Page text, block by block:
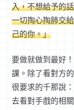
入，不想給予的
一切掏心掏肺交
己的你。」
要做就做到最好
課。除了看對方
很要求的千那說
去看對手戲的相